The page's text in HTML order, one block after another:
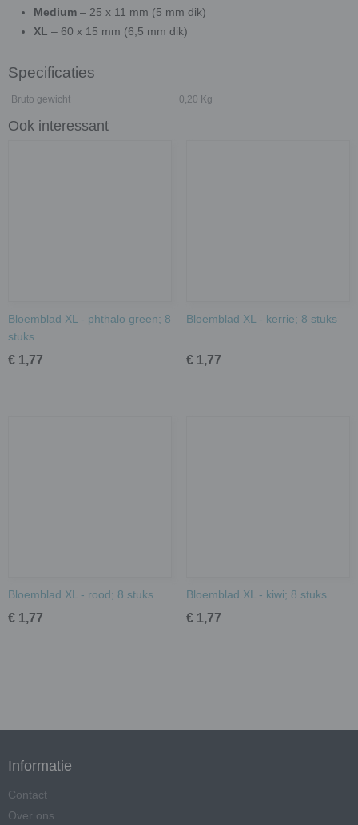
Medium – 25 x 11 mm (5 mm dik)
XL – 60 x 15 mm (6,5 mm dik)
Specificaties
Bruto gewicht 0,20 Kg
Ook interessant
Bloemblad XL - phthalo green; 8
stuks
€ 1,77
Bloemblad XL - kerrie; 8 stuks
€ 1,77
Bloemblad XL - rood; 8 stuks
€ 1,77
Bloemblad XL - kiwi; 8 stuks
€ 1,77
Informatie
Contact
Over ons